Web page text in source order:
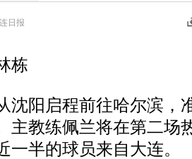
日报
栋
沈阳启程前往哈尔滨，
主教练佩兰将在第二场
一半的球员来自大连。